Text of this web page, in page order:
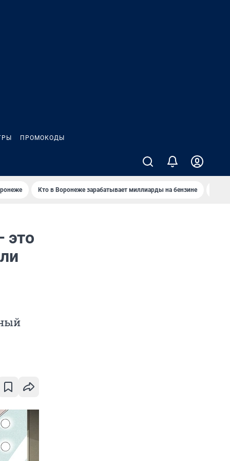
ПРОМОКОДЫ
Кто в Воронеже зарабатывает миллиарды на бензине
это